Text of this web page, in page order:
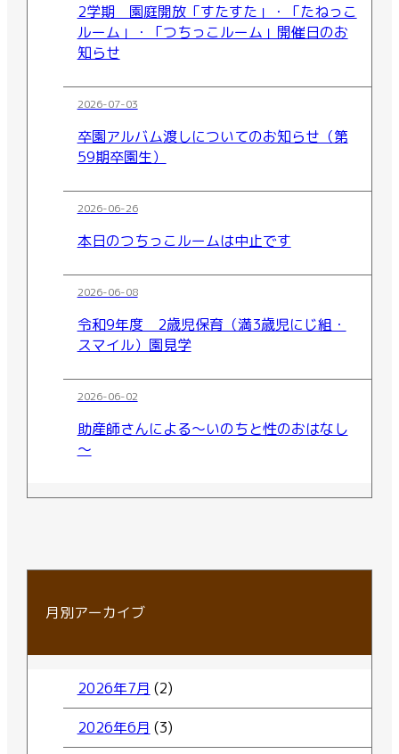
2学期 園庭開放「すたすた」・「たねっこ
ルーム」・「つちっこルーム」開催日のお
知らせ
2026-07-03
卒園アルバム渡しについてのお知らせ（第
59期卒園生）
2026-06-26
本日のつちっこルームは中止です
2026-06-08
令和9年度 2歳児保育（満3歳児にじ組・
スマイル）園見学
2026-06-02
助産師さんによる～いのちと性のおはなし
～
月別アーカイブ
2026年7月 (2)
2026年6月 (3)